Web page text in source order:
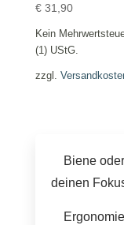
€31,90
Kein
(1) UStG.
zzgl.
Biene
deinen